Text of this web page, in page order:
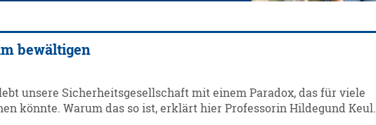
bewältigen
unsere Sicherheitsgesellschaft mit einem Paradox, das für viele
könnte. Warum das so ist, erklärt hier Professorin Hildegund Keul.